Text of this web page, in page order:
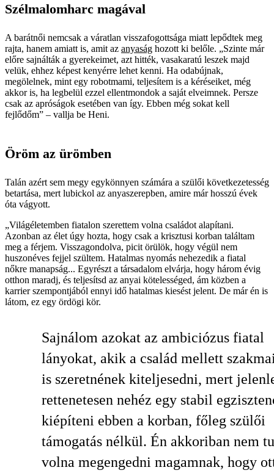
Szélmalomharc magával
A barátnői nemcsak a váratlan visszafogottsága miatt lepődtek meg
rajta, hanem amiatt is, amit az anyaság hozott ki belőle. „Szinte már
előre sajnálták a gyerekeimet, azt hitték, vas­akaratú leszek majd
velük, ehhez képest kenyérre lehet kenni. Ha odabújnak,
megölelnek, mint egy robotmami, teljesítem is a kéréseiket, még
akkor is, ha legbelül ezzel ellentmondok a saját elveimnek. Persze
csak az apróságok esetében van így. Ebben még sokat kell
fejlődőm” – vallja be Heni.
Öröm az ürömben
Talán azért sem megy egykönnyen számára a szülői következetesség
betartása, mert lubickol az anyaszerepben, amire már hosszú évek
óta vágyott.
„Világéletemben fiatalon szerettem volna családot alapítani.
Azonban az élet úgy hozta, hogy csak a krisztusi korban találtam
meg a férjem. Visszagondolva, picit örülök, hogy végül nem
huszonéves fejjel szültem. Hatalmas nyomás nehezedik a fiatal
nőkre manapság... Egyrészt a társadalom elvárja, hogy három évig
otthon maradj, és teljesítsd az anyai kötelességed, ám közben a
karrier szempontjából ennyi idő hatalmas kiesést jelent. De már én is
látom, ez egy ördögi kör.
Sajnálom azokat az ambiciózus fiatal
lányokat, akik a család mellett
is szeretnének kiteljesedni, mert
rettenetesen nehéz egy stabil
kiépíteni ebben a korban, főleg szülői
támogatás nélkül. Én akkoriban nem
volna megengedni magamnak, hogy